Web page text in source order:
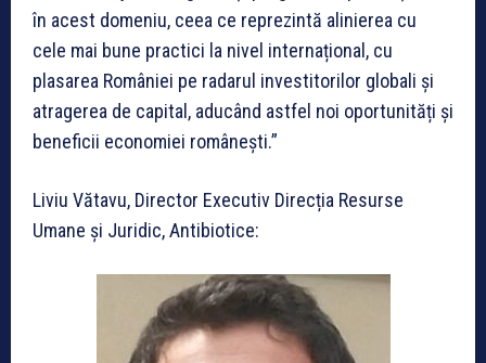
în acest domeniu, ceea ce reprezintă alinierea cu
cele mai bune practici la nivel internațional, cu
plasarea României pe radarul investitorilor globali și
atragerea de capital, aducând astfel noi oportunități și
beneficii economiei românești.”
Liviu Vătavu, Director Executiv Direcția Resurse
Umane și Juridic, Antibiotice: